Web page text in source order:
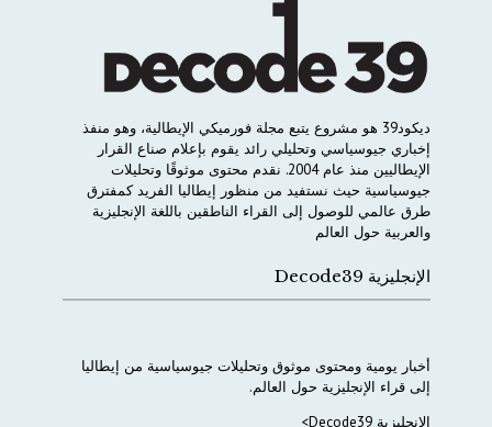
ديكود39 هو مشروع يتبع مجلة فورميكي الإيطالية، وهو منفذ
إخباري جيوسياسي وتحليلي رائد يقوم بإعلام صناع القرار
الإيطاليين منذ عام 2004. نقدم محتوى موثوقًا وتحليلات
جيوسياسية حيث نستفيد من منظور إيطاليا الفريد كمفترق
طرق عالمي للوصول إلى القراء الناطقين باللغة الإنجليزية
والعربية حول العالم
الإنجليزية Decode39
أخبار يومية ومحتوى موثوق وتحليلات جيوسياسية من إيطاليا
إلى قراء الإنجليزية حول العالم.
الإنجليزية Decode39>